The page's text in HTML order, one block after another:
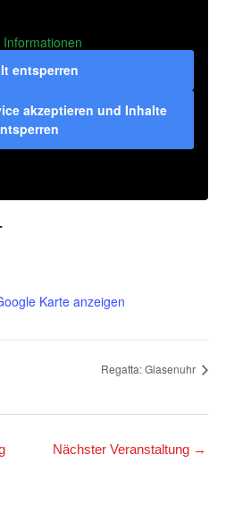
Karte anzeigen
Informationen
entsperren
akzeptieren und Inhalte
Regatta: Glasenuhr
Nächster Veranstaltung →